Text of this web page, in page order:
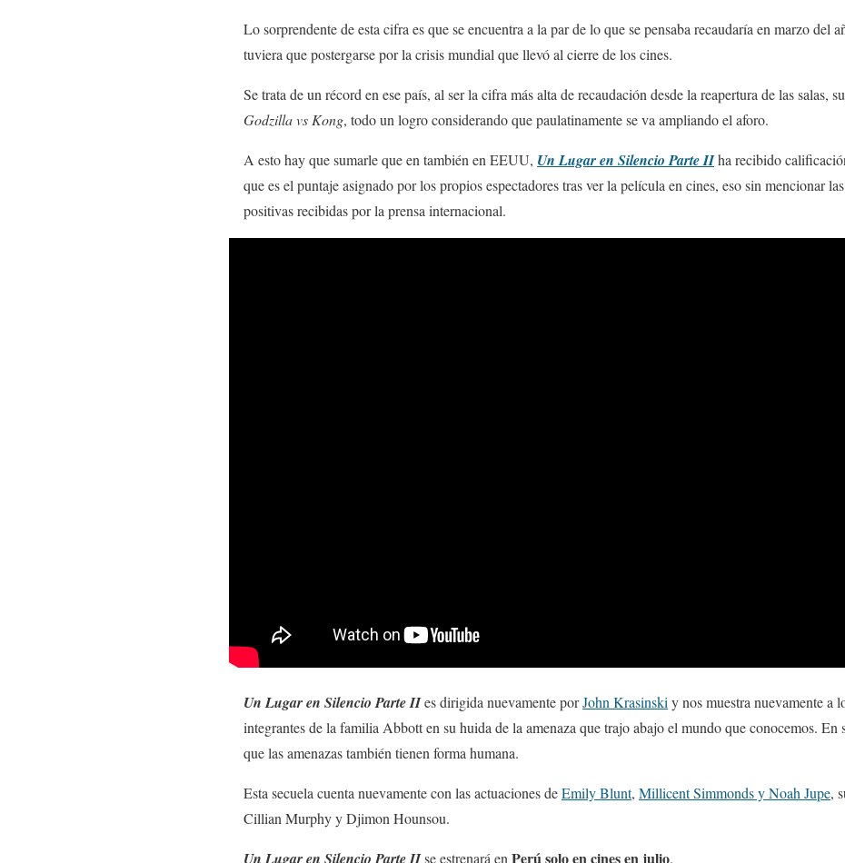
Lo sorprendente de esta cifra es que se encuentra a la par de lo que se pensaba recaudaría en marzo del
tuviera que postergarse por la crisis mundial que llevó al cierre de los cines.
Se trata de un récord en ese país, al ser la cifra más alta de recaudación desde la reapertura de las salas,
Godzilla vs Kong, todo un logro considerando que paulatinamente se va ampliando el aforo.
A esto hay que sumarle que en también en EEUU, Un Lugar en Silencio Parte IIha recibido
que es el puntaje asignado por los propios espectadores tras ver la película en cines, eso sin mencionar
positivas recibidas por la prensa internacional.
Un Lugar en Silencio Parte IIes dirigida nuevamente porJohn Krasinski y nos muestra nuevamente a
integrantes de la familia Abbott en su huida de la amenaza que trajo abajo el mundo que conocemos. En
que las amenazas también tienen forma humana.
Esta secuela cuenta nuevamente con las actuaciones deEmily Blunt, Millicent Simmonds y Noah Jupe,
Cillian Murphy y Djimon Hounsou.
Un Lugar en Silencio Parte IIse estrenará en Perú solo en cines en julio.